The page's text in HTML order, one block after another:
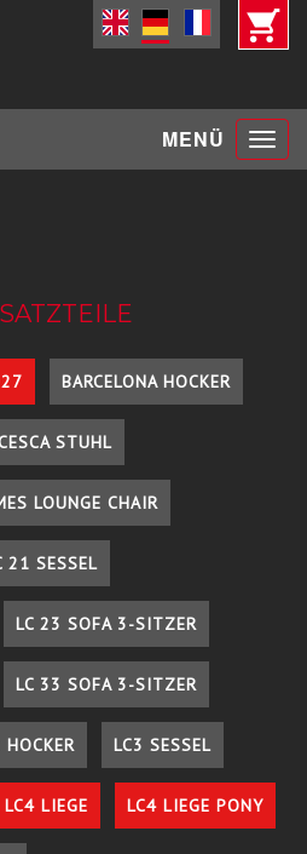
MENÜ Toggle
BARCELONA HOCKER
STUHL
LOUNGE CHAIR
21 SESSEL
LC 23 SOFA 3-SITZER
LC 33 SOFA 3-SITZER
HOCKER LC3 SESSEL
LC4 LIEGE LC4 LIEGE PONY